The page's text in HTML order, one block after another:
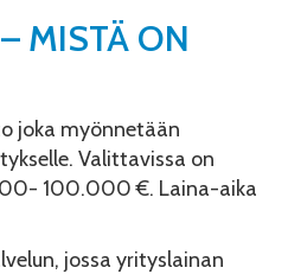
MISTÄ ON
joka myönnetään
Valittavissa on
100.000 €. Laina-aika
jossa yrityslainan